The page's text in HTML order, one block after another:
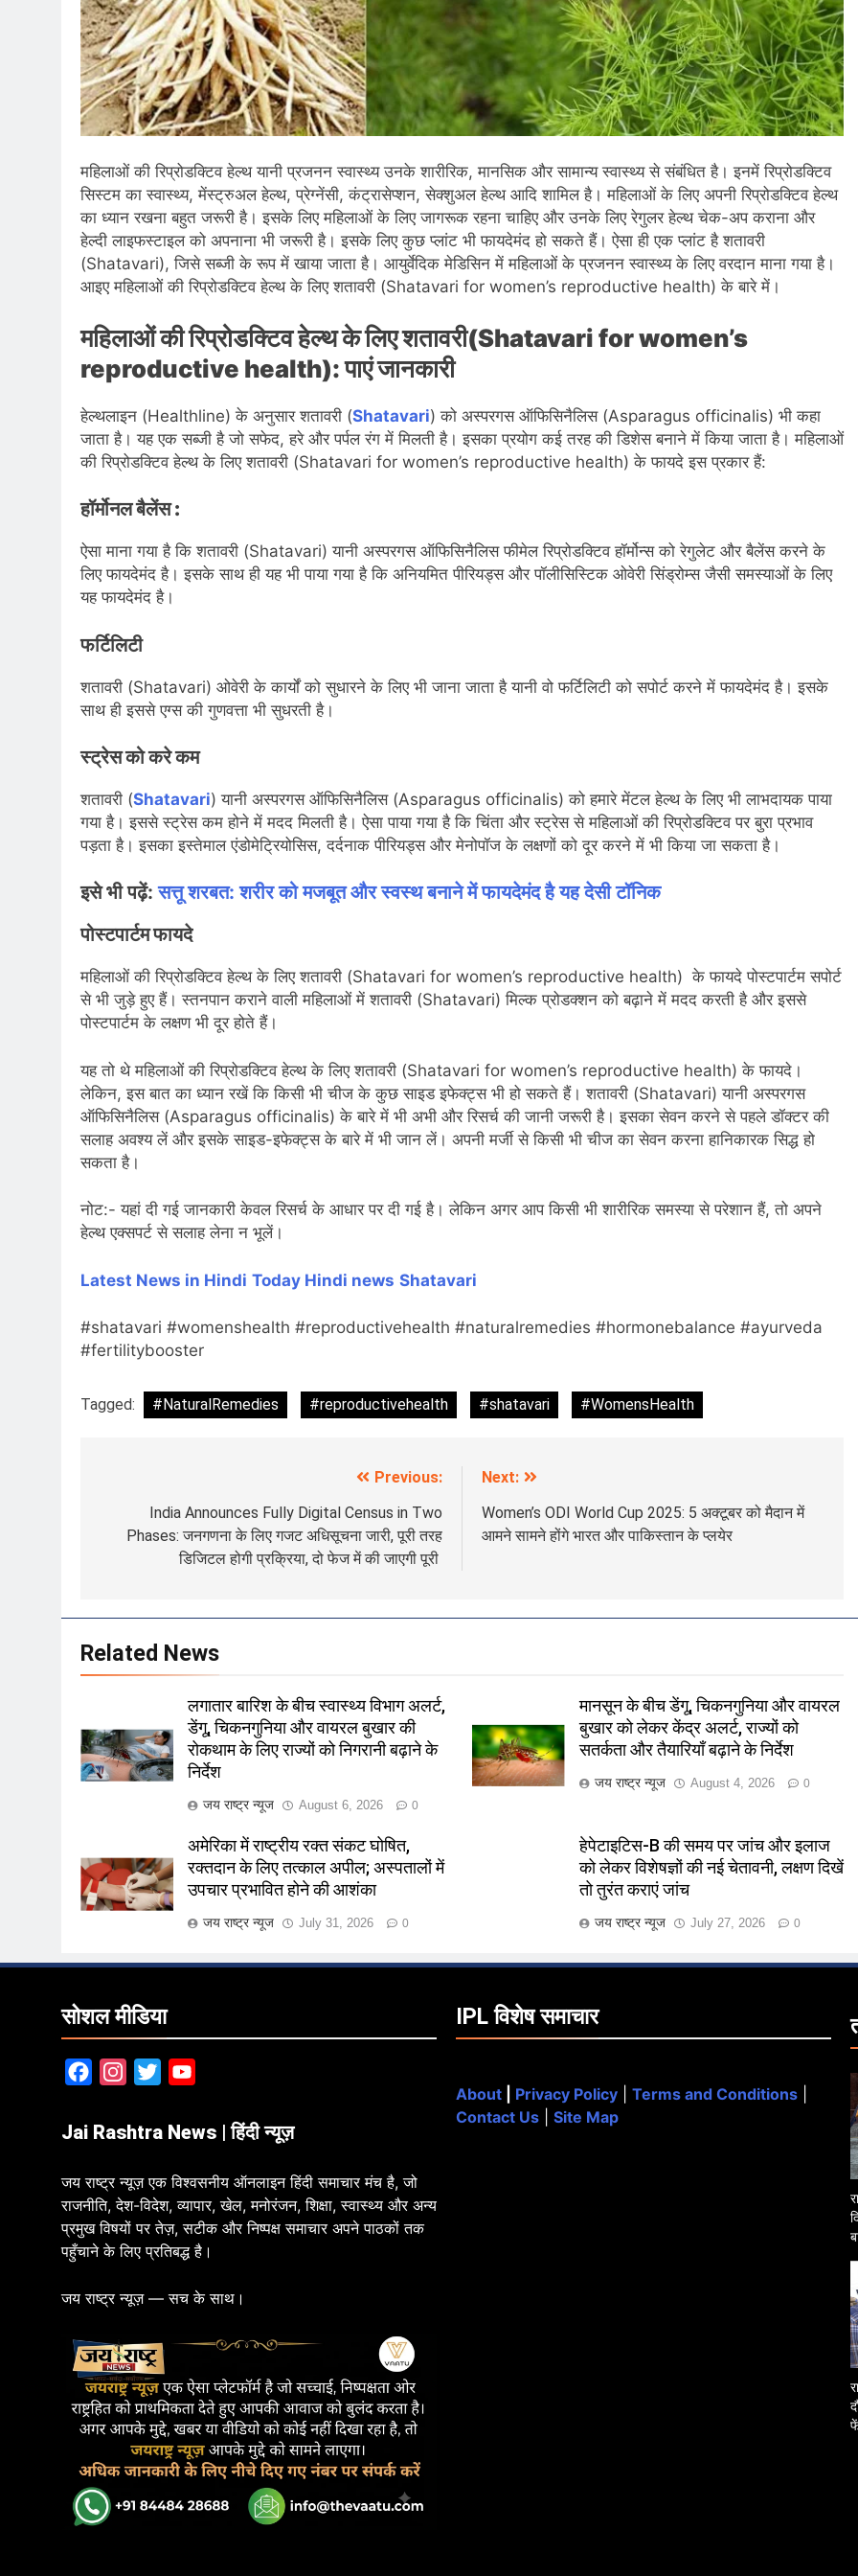
महिलाओं की रिप्रोडक्टिव हेल्थ यानी प्रजनन स्वास्थ्य उनके शारीरिक, मानसिक और सामान्य स्वास्थ्य से संबंधित है। इनमें रिप्रोडक्टिव
सिस्टम का स्वास्थ्य, मेंस्ट्रुअल हेल्थ, प्रेग्नेंसी, कंट्रासेप्शन, सेक्शुअल हेल्थ आदि शामिल है। महिलाओं के लिए अपनी रिप्रोडक्टिव हेल्थ
का ध्यान रखना बहुत जरूरी है। इसके लिए महिलाओं के लिए जागरूक रहना चाहिए और उनके लिए रेगुलर हेल्थ चेक-अप कराना और
हेल्दी लाइफस्टाइल को अपनाना भी जरूरी है। इसके लिए कुछ प्लांट भी फायदेमंद हो सकते हैं। ऐसा ही एक प्लांट है शतावरी
(Shatavari), जिसे सब्जी के रूप में खाया जाता है। आयुर्वेदिक मेडिसिन में महिलाओं के प्रजनन स्वास्थ्य के लिए वरदान माना गया है।
आइए महिलाओं की रिप्रोडक्टिव हेल्थ के लिए शतावरी (Shatavari for women’s reproductive health) के बारे में।
महिलाओं की रिप्रोडक्टिव हेल्थ के लिए शतावरी(Shatavari for women’s
reproductive health): पाएं जानकारी
हेल्थलाइन (Healthline) के अनुसार शतावरी (Shatavari) को अस्परगस ऑफिसिनैलिस (Asparagus officinalis) भी कहा
जाता है। यह एक सब्जी है जो सफेद, हरे और पर्पल रंग में मिलती है। इसका प्रयोग कई तरह की डिशेस बनाने में किया जाता है। महिलाओं
की रिप्रोडक्टिव हेल्थ के लिए शतावरी (Shatavari for women’s reproductive health) के फायदे इस प्रकार हैं:
हॉर्मोनल बैलेंस :
ऐसा माना गया है कि शतावरी (Shatavari) यानी अस्परगस ऑफिसिनैलिस फीमेल रिप्रोडक्टिव हॉर्मोन्स को रेगुलेट और बैलेंस करने के
लिए फायदेमंद है। इसके साथ ही यह भी पाया गया है कि अनियमित पीरियड्स और पॉलीसिस्टिक ओवेरी सिंड्रोम्स जैसी समस्याओं के लिए
यह फायदेमंद है।
फर्टिलिटी
शतावरी (Shatavari) ओवेरी के कार्यों को सुधारने के लिए भी जाना जाता है यानी वो फर्टिलिटी को सपोर्ट करने में फायदेमंद है। इसके
साथ ही इससे एग्स की गुणवत्ता भी सुधरती है।
स्ट्रेस को करे कम
शतावरी (Shatavari) यानी अस्परगस ऑफिसिनैलिस (Asparagus officinalis) को हमारे मेंटल हेल्थ के लिए भी लाभदायक पाया
गया है। इससे स्ट्रेस कम होने में मदद मिलती है। ऐसा पाया गया है कि चिंता और स्ट्रेस से महिलाओं की रिप्रोडक्टिव पर बुरा प्रभाव
पड़ता है। इसका इस्तेमाल एंडोमेट्रियोसिस, दर्दनाक पीरियड्स और मेनोपॉज के लक्षणों को दूर करने में भी किया जा सकता है।
इसे भी पढ़ें:सत्तू शरबत: शरीर को मजबूत और स्वस्थ बनाने में फायदेमंद है यह देसी टॉनिक
पोस्टपार्टम फायदे
महिलाओं की रिप्रोडक्टिव हेल्थ के लिए शतावरी (Shatavari for women’s reproductive health) के फायदे पोस्टपार्टम सपोर्ट
से भी जुड़े हुए हैं। स्तनपान कराने वाली महिलाओं में शतावरी (Shatavari) मिल्क प्रोडक्शन को बढ़ाने में मदद करती है और इससे
पोस्टपार्टम के लक्षण भी दूर होते हैं।
यह तो थे महिलाओं की रिप्रोडक्टिव हेल्थ के लिए शतावरी (Shatavari for women’s reproductive health) के फायदे।
लेकिन, इस बात का ध्यान रखें कि किसी भी चीज के कुछ साइड इफेक्ट्स भी हो सकते हैं। शतावरी (Shatavari) यानी अस्परगस
ऑफिसिनैलिस (Asparagus officinalis) के बारे में भी अभी और रिसर्च की जानी जरूरी है। इसका सेवन करने से पहले डॉक्टर की
सलाह अवश्य लें और इसके साइड-इफेक्ट्स के बारे में भी जान लें। अपनी मर्जी से किसी भी चीज का सेवन करना हानिकारक सिद्ध हो
सकता है।
नोट:- यहां दी गई जानकारी केवल रिसर्च के आधार पर दी गई है। लेकिन अगर आप किसी भी शारीरिक समस्या से परेशान हैं, तो अपने
हेल्थ एक्सपर्ट से सलाह लेना न भूलें।
Latest News in Hindi Today Hindi news Shatavari
#shatavari #womenshealth #reproductivehealth #naturalremedies #hormonebalance #ayurveda
#fertilitybooster
Tagged: #NaturalRemedies #reproductivehealth #shatavari #WomensHealth
navigation
Previous:
India Announces Fully Digital Census in Two
Phases: जनगणना के लिए गजट अधिसूचना जारी, पूरी तरह
डिजिटल होगी प्रक्रिया, दो फेज में की जाएगी पूरी
Next:
Women’s ODI World Cup 2025: 5 अक्टूबर को मैदान में
आमने सामने होंगे भारत और पाकिस्तान के प्लयेर
Related News
लगातार बारिश के बीच स्वास्थ्य विभाग अलर्ट,
डेंगू, चिकनगुनिया और वायरल बुखार की
रोकथाम के लिए राज्यों को निगरानी बढ़ाने के
निर्देश
जय राष्ट्र न्यूज August 6, 2026 0
मानसून के बीच डेंगू, चिकनगुनिया और वायरल
बुखार को लेकर केंद्र अलर्ट, राज्यों को
सतर्कता और तैयारियाँ बढ़ाने के निर्देश
जय राष्ट्र न्यूज August 4, 2026 0
अमेरिका में राष्ट्रीय रक्त संकट घोषित,
रक्तदान के लिए तत्काल अपील; अस्पतालों में
उपचार प्रभावित होने की आशंका
जय राष्ट्र न्यूज July 31, 2026 0
हेपेटाइटिस-B की समय पर जांच और इलाज
को लेकर विशेषज्ञों की नई चेतावनी, लक्षण दिखें
तो तुरंत कराएं जांच
जय राष्ट्र न्यूज July 27, 2026 0
सोशल मीडिया
FacebookInstagram
Twitter
Jai Rashtra News | हिंदी न्यूज़
जय राष्ट्र न्यूज़ एक विश्वसनीय ऑनलाइन हिंदी समाचार मंच है, जो
राजनीति, देश-विदेश, व्यापार, खेल, मनोरंजन, शिक्षा, स्वास्थ्य और अन्य
प्रमुख विषयों पर तेज़, सटीक और निष्पक्ष समाचार अपने पाठकों तक
पहुँचाने के लिए प्रतिबद्ध है।
जय राष्ट्र न्यूज़ — सच के साथ।
IPL विशेष समाचार
About Privacy Policy Terms and Conditions
Contact Us
Site Map